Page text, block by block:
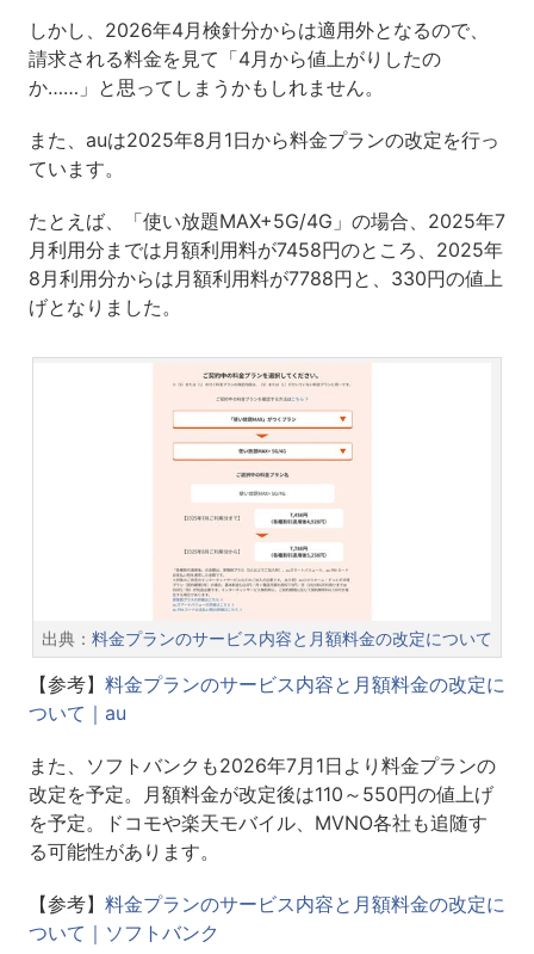
しかし、2026年4月検針分からは適用外となるので、
請求される料金を見て「4月から値上がりしたの
か……」と思ってしまうかもしれません。
また、auは2025年8月1日から料金プランの改定を行っ
ています。
たとえば、「使い放題MAX+5G/4G」の場合、2025年7
月利用分までは月額利用料が7458円のところ、2025年
8月利用分からは月額利用料が7788円と、330円の値上
げとなりました。
出典： 料金プランのサービス内容と月額料金の改定について
【参考】 料金プランのサービス内容と月額料金の改定に
ついて｜au
また、ソフトバンクも2026年7月1日より料金プランの
改定を予定。月額料金が改定後は110～550円の値上げ
を予定。ドコモや楽天モバイル、MVNO各社も追随す
る可能性があります。
【参考】 料金プランのサービス内容と月額料金の改定に
ついて｜ソフトバンク